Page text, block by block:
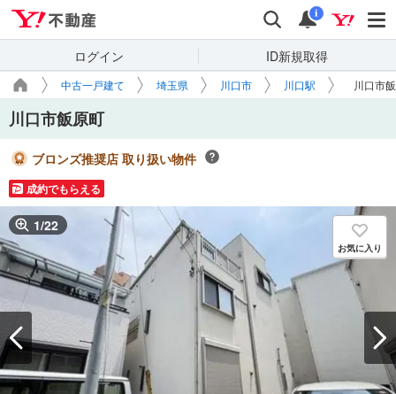
検索 通知
i
ログイン ID新規取得
中古一戸建て 埼玉県 川口市 川口駅 川口市
川口市飯原町
ブロンズ推奨店 取り扱い物件
成約でもらえる
1/22
お気に入り